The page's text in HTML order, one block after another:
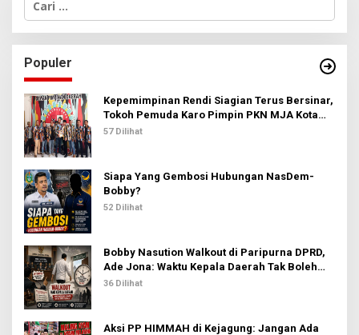
i
u
n
t
u
k
:
Populer
Kepemimpinan Rendi Siagian Terus Bersinar,
Tokoh Pemuda Karo Pimpin PKN MJA Kota
Medan
57 Dilihat
Siapa Yang Gembosi Hubungan NasDem-
Bobby?
52 Dilihat
Bobby Nasution Walkout di Paripurna DPRD,
Ade Jona: Waktu Kepala Daerah Tak Boleh
Terbuang Sia-sia
36 Dilihat
Aksi PP HIMMAH di Kejagung: Jangan Ada